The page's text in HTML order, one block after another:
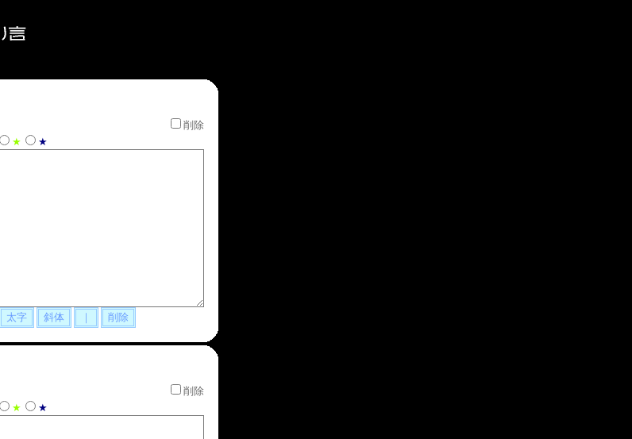
削除
★ ★
削除
★ ★